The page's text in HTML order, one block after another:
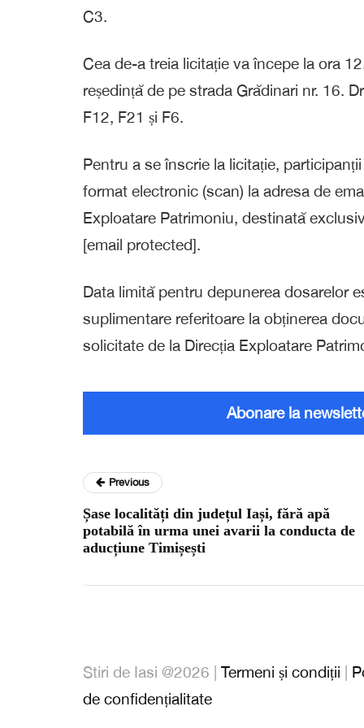
C3.
Cea de-a treia licitație va începe la ora
reședință de pe strada Grădinari nr. 16.
F12, F21 și F6.
Pentru a se înscrie la licitație,
format electronic (scan) la adresa de
Exploatare Patrimoniu, destinată
[email protected].
Data limită pentru depunerea dosarelor
suplimentare referitoare la obținerea
solicitate de la Direcția Exploatare
Abonare la
Previous
Șase localități din județul Iași, fără apă
potabilă în urma unei avarii la conducta de
aducțiune Timișești
Stiri de Iasi @2026 | Termeni și condiții
de confidențialitate